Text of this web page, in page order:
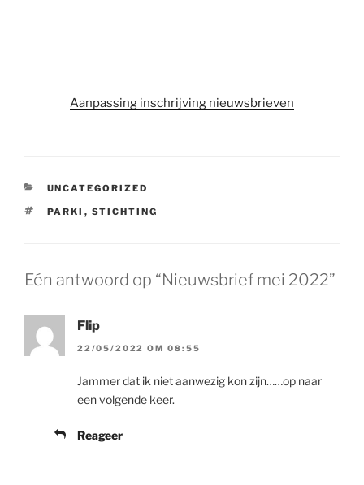
Aanpassing inschrijving nieuwsbrieven
CATEGORIEËN
UNCATEGORIZED
TAGS
PARKI , STICHTING
Eén antwoord op “Nieuwsbrief mei 2022”
Flip
22/05/2022 OM 08:55
Jammer dat ik niet aanwezig kon zijn……op naar
een volgende keer.
Reageer